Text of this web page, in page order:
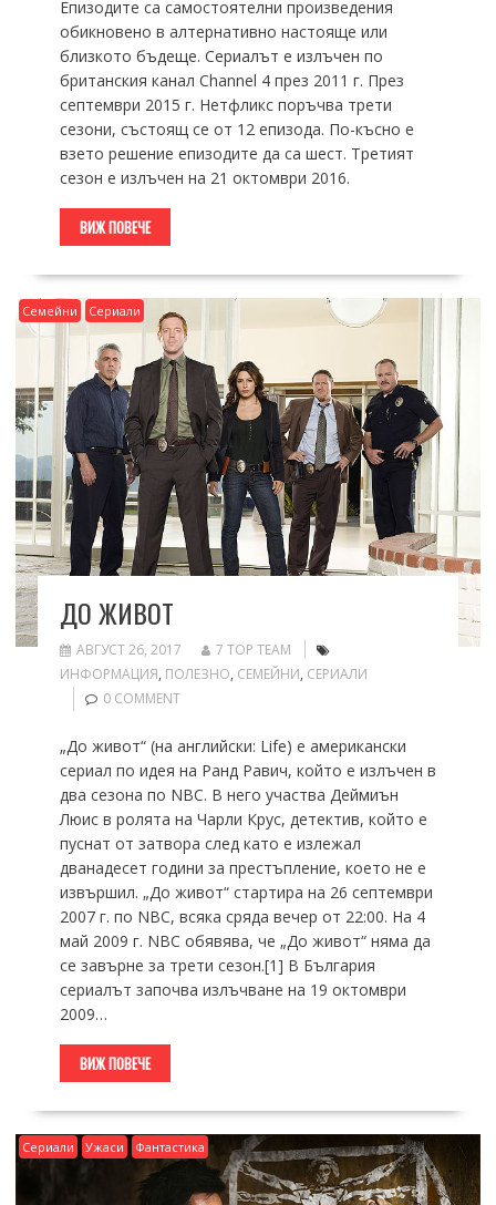
Епизодите са самостоятелни произведения
обикновено в алтернативно настояще или
близкото бъдеще. Сериалът е излъчен по
британския канал Channel 4 през 2011 г. През
септември 2015 г. Нетфликс поръчва трети
сезони, състоящ се от 12 епизода. По-късно е
взето решение епизодите да са шест. Третият
сезон е излъчен на 21 октомври 2016.
ВИЖ ПОВЕЧЕ
Семейни Сериали
ДО ЖИВОТ
АВГУСТ 26, 2017
7 TOP TEAM
ИНФОРМАЦИЯ, ПОЛЕЗНО, СЕМЕЙНИ, СЕРИАЛИ
0 COMMENT
„До живот“ (на английски: Life) е американски
сериал по идея на Ранд Равич, който е излъчен в
два сезона по NBC. В него участва Деймиън
Люис в ролята на Чарли Крус, детектив, който е
пуснат от затвора след като е излежал
дванадесет години за престъпление, което не е
извършил. „До живот“ стартира на 26 септември
2007 г. по NBC, всяка сряда вечер от 22:00. На 4
май 2009 г. NBC обявява, че „До живот“ няма да
се завърне за трети сезон.[1] В България
сериалът започва излъчване на 19 октомври
2009…
ВИЖ ПОВЕЧЕ
Сериали Ужаси Фантастика